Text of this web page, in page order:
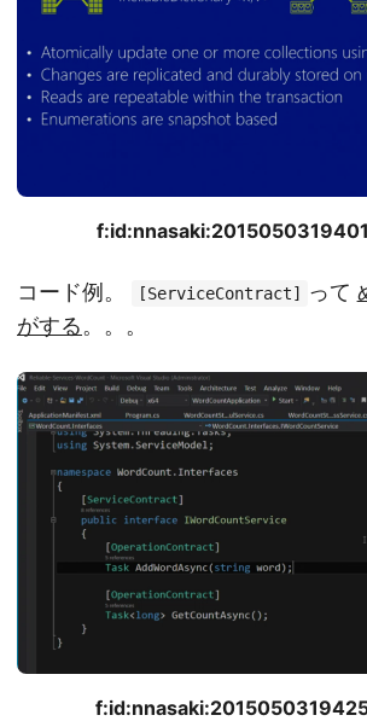
コード例。 [ServiceContract] って
がする。。。